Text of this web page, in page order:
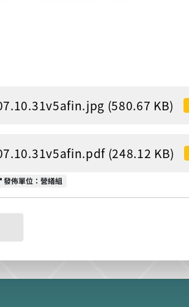
(580.67 KB)
(248.12 KB)
發佈單位
發佈單位：營繕組